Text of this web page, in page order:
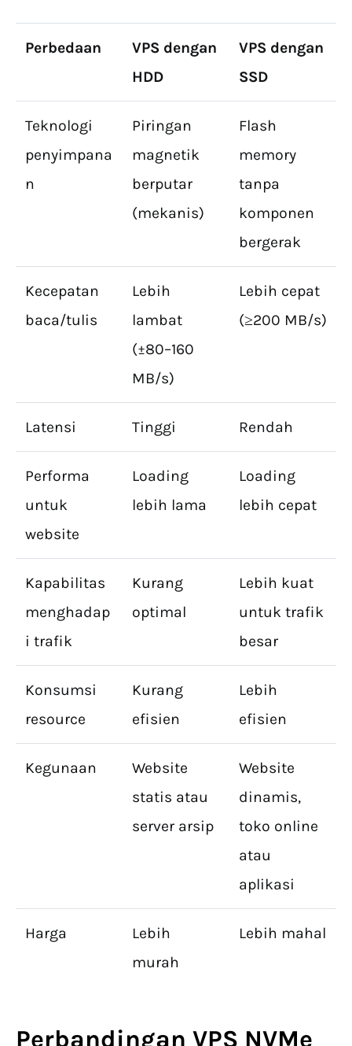
Perbedaan
VPS dengan
HDD
VPS dengan
SSD
Teknologi
penyimpana
n
Piringan
magnetik
berputar
(mekanis)
Flash
memory
tanpa
komponen
bergerak
Kecepatan
baca/tulis
Lebih
lambat
(±80–160
MB/s)
Lebih cepat
(≥200 MB/s)
Latensi Tinggi Rendah
Performa
untuk
website
Loading
lebih lama
Loading
lebih cepat
Kapabilitas
menghadap
i trafik
Kurang
optimal
Lebih kuat
untuk trafik
besar
Konsumsi
resource
Kurang
efisien
Lebih
efisien
Kegunaan
Website
statis atau
server arsip
Website
dinamis,
toko online
atau
aplikasi
Harga
Lebih
murah
Lebih mahal
Perbandingan VPS NVMe